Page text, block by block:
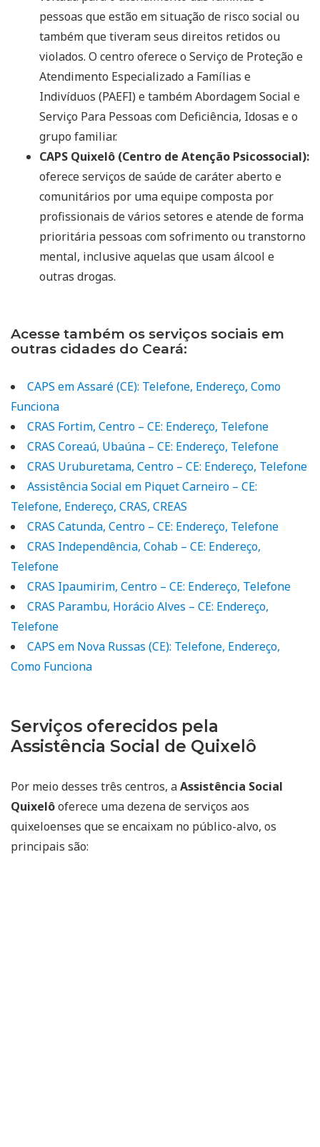
pessoas que estão em situação de risco social ou
também que tiveram seus direitos retidos ou
violados. O centro oferece o Serviço de Proteção e
Atendimento Especializado a Famílias e
Indivíduos (PAEFI) e também Abordagem Social e
Serviço Para Pessoas com Deficiência, Idosas e o
grupo familiar.
CAPS Quixelô (Centro de Atenção Psicossocial):
oferece serviços de saúde de caráter aberto e
comunitários por uma equipe composta por
profissionais de vários setores e atende de forma
prioritária pessoas com sofrimento ou transtorno
mental, inclusive aquelas que usam álcool e
outras drogas.
Acesse também os serviços sociais em
outras cidades do Ceará:
CAPS em Assaré (CE): Telefone, Endereço, Como
Funciona
CRAS Fortim, Centro – CE: Endereço, Telefone
CRAS Coreaú, Ubaúna – CE: Endereço, Telefone
CRAS Uruburetama, Centro – CE: Endereço, Telefone
Assistência Social em Piquet Carneiro – CE:
Telefone, Endereço, CRAS, CREAS
CRAS Catunda, Centro – CE: Endereço, Telefone
CRAS Independência, Cohab – CE: Endereço,
Telefone
CRAS Ipaumirim, Centro – CE: Endereço, Telefone
CRAS Parambu, Horácio Alves – CE: Endereço,
Telefone
CAPS em Nova Russas (CE): Telefone, Endereço,
Como Funciona
Serviços oferecidos pela
Assistência Social de Quixelô
Por meio desses três centros, aAssistência Social
Quixelôoferece uma dezena de serviços aos
quixeloenses que se encaixam no público-alvo, os
principais são: